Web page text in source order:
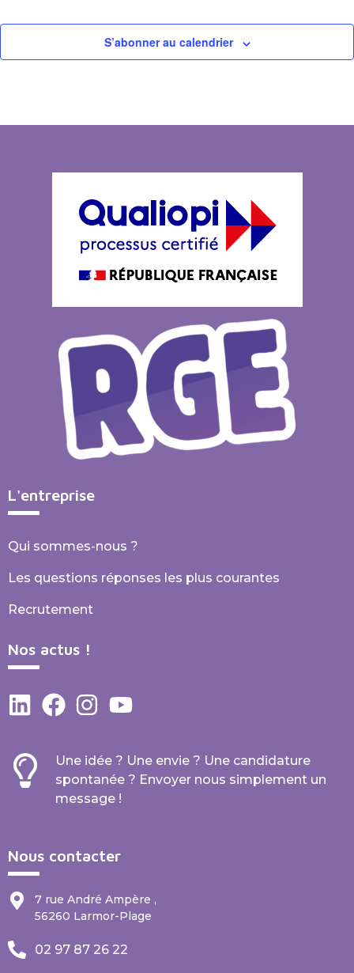
S’abonner au calendrier
L'entreprise
Qui sommes-nous ?
Les questions réponses les plus courantes
Recrutement
Nos actus !
Une idée ? Une envie ? Une candidature
spontanée ? Envoyer nous simplement un
message !
Nous contacter
7 rue André Ampère ,
56260 Larmor-Plage
02 97 87 26 22